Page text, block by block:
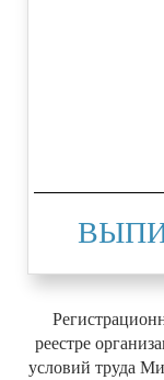
реестре
условий труда